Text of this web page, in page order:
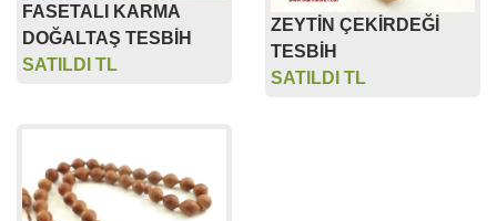
FASETALI KARMA
DOĞALTAŞ TESBİH
SATILDI TL
ZEYTİN ÇEKİRDEĞİ
TESBİH
SATILDI TL